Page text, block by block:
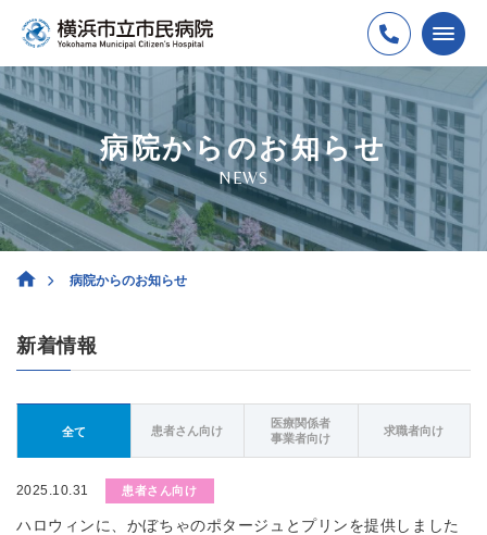
病院からのお知らせ
NEWS
病院からのお知らせ
新着情報
全て 患者さん向け
医療関係者
事業者向け
求職者向け
2025.10.31 患者さん向け
ハロウィンに、かぼちゃのポタージュとプリンを提供しました